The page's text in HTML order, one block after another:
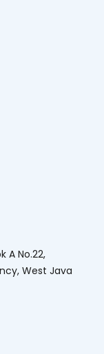
A No.22,
West Java